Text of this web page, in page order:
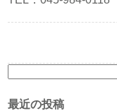
最近の投稿